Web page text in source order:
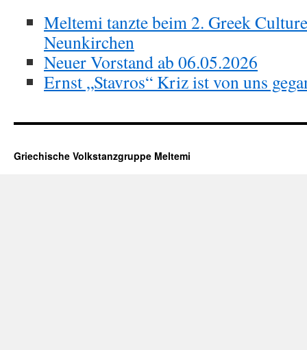
Meltemi tanzte beim 2. Greek
Neunkirchen
Neuer Vorstand ab 06.05.2026
Ernst „Stavros“ Kriz ist von uns
Griechische Volkstanzgruppe Meltemi